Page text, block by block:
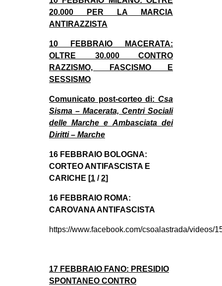
20.000 PER LA MARCIA
ANTIRAZZISTA
10 FEBBRAIO MACERATA:
OLTRE 30.000 CONTRO
RAZZISMO, FASCISMO E
SESSISMO
Comunicato post-corteo di: Csa
Sisma – Macerata, Centri Sociali
delle Marche e Ambasciata dei
Diritti – Marche
16 FEBBRAIO BOLOGNA:
CORTEO ANTIFASCISTA E
CARICHE [1 /2]
16 FEBBRAIO ROMA:
CAROVANA ANTIFASCISTA
https://www.facebook.com/csoalastrada/videos/
17 FEBBRAIO FANO: PRESIDIO
SPONTANEO CONTRO